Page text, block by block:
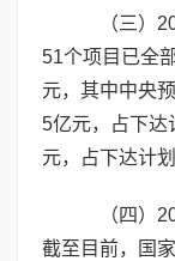
（三）
51个项目已全
元，其中中央
5亿元，占下达
元，占下达计
（四）
截至目前，国